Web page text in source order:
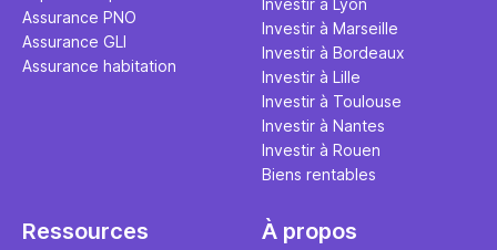
Assurance PNO
Assurance GLI
Assurance habitation
Investir à Lyon
Investir à Marseille
Investir à Bordeaux
Investir à Lille
Investir à Toulouse
Investir à Nantes
Investir à Rouen
Biens rentables
Ressources À propos